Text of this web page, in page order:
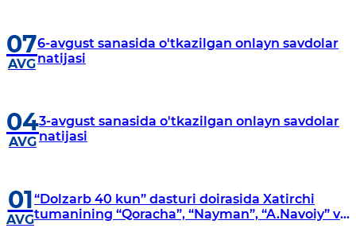
07
AVG
6-avgust sanasida o'tkazilgan onlayn savdolar
natijasi
04
AVG
3-avgust sanasida o'tkazilgan onlayn savdolar
natijasi
01
AVG
“Dolzarb 40 kun” dasturi doirasida Xatirchi
tumanining “Qoracha”, “Nayman”, “A.Navoiy” va